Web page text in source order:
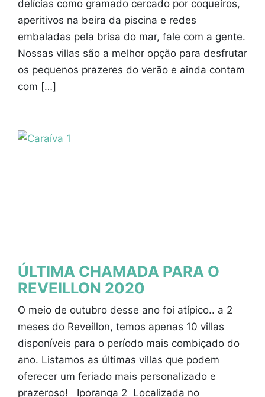
delícias como gramado cercado por coqueiros,
aperitivos na beira da piscina e redes
embaladas pela brisa do mar, fale com a gente.
Nossas villas são a melhor opção para desfrutar
os pequenos prazeres do verão e ainda contam
com […]
ÚLTIMA CHAMADA PARA O
REVEILLON 2020
O meio de outubro desse ano foi atípico.. a 2
meses do Reveillon, temos apenas 10 villas
disponíveis para o período mais combiçado do
ano. Listamos as últimas villas que podem
oferecer um feriado mais personalizado e
prazeroso! Iporanga 2 Localizada no